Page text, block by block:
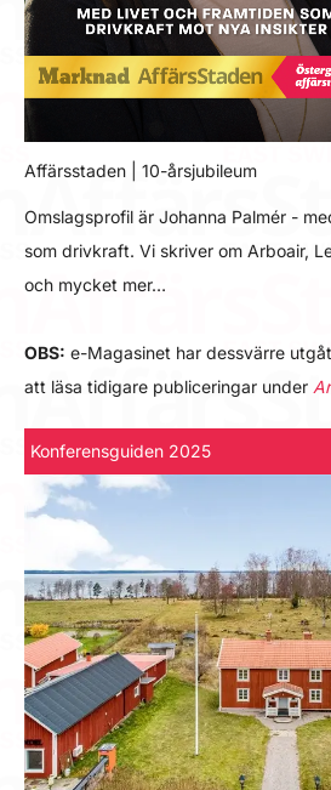
Affärsstaden | 10-årsjubileum
Omslagsprofil är Johanna Palmér -
som drivkraft. Vi skriver om Arboair,
och mycket mer…
OBS: e-Magasinet har dessvärre
att läsa tidigare publiceringar under
Konferensguiden 2025